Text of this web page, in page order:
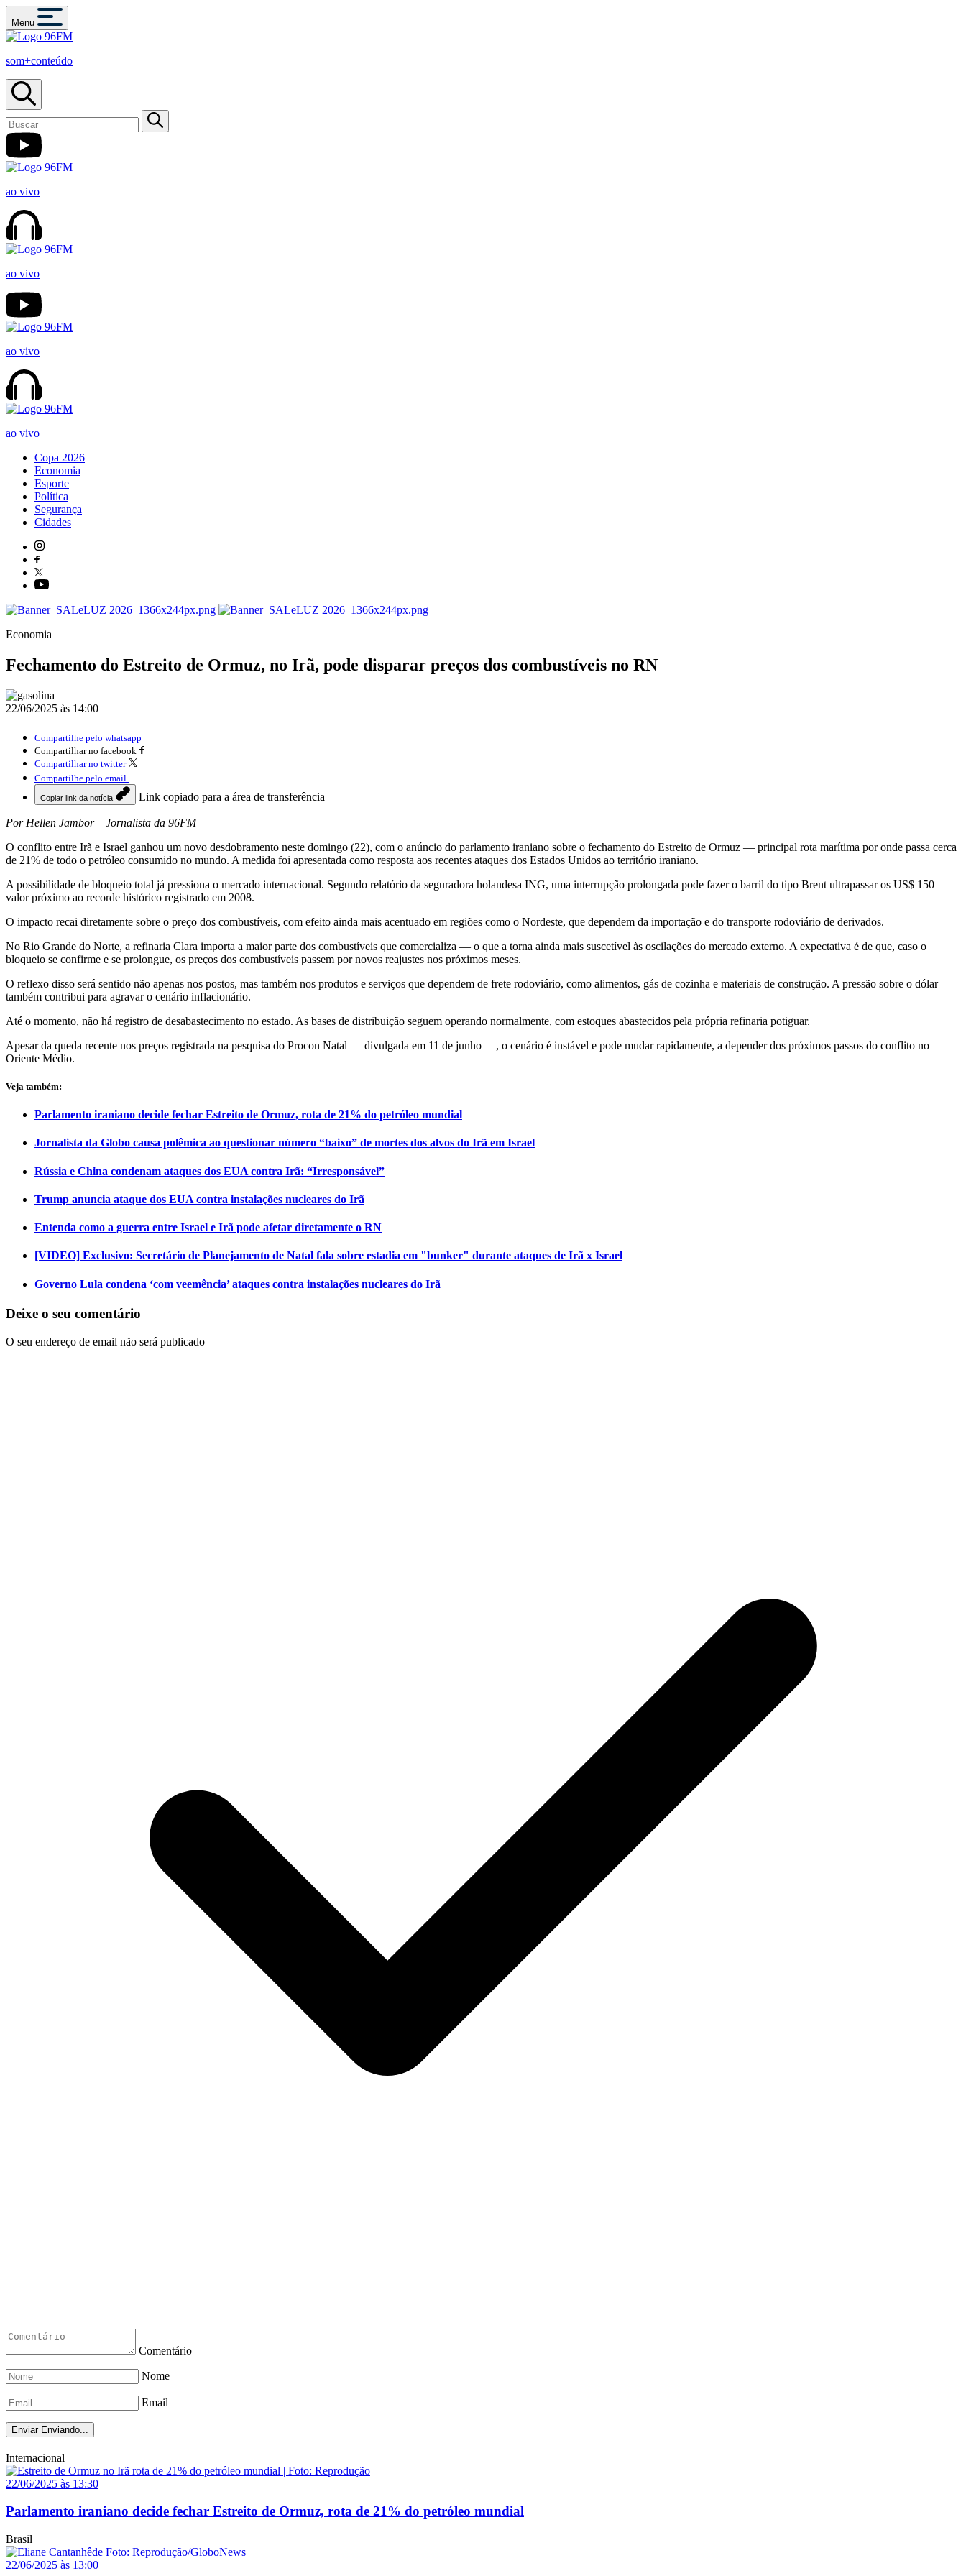
Menu
som+conteúdo
ao vivo
ao vivo
ao vivo
ao vivo
Copa 2026
Economia
Esporte
Política
Segurança
Cidades
Economia
Fechamento do Estreito de Ormuz, no Irã, pode disparar preços dos combustíveis no RN
22/06/2025 às 14:00
Compartilhe pelo whatsapp
Compartilhar no facebook
Compartilhar no twitter
Compartilhe pelo email
Copiar link da notícia Link copiado para a área de transferência
Por Hellen Jambor – Jornalista da 96FM
O conflito entre Irã e Israel ganhou um novo desdobramento neste domingo (22), com o anúncio do parlamento iraniano sobre o fechamento do Estreito de Ormuz — principal rota marítima por onde passa cerca
de 21% de todo o petróleo consumido no mundo. A medida foi apresentada como resposta aos recentes ataques dos Estados Unidos ao território iraniano.
A possibilidade de bloqueio total já pressiona o mercado internacional. Segundo relatório da seguradora holandesa ING, uma interrupção prolongada pode fazer o barril do tipo Brent ultrapassar os US$ 150 —
valor próximo ao recorde histórico registrado em 2008.
O impacto recai diretamente sobre o preço dos combustíveis, com efeito ainda mais acentuado em regiões como o Nordeste, que dependem da importação e do transporte rodoviário de derivados.
No Rio Grande do Norte, a refinaria Clara importa a maior parte dos combustíveis que comercializa — o que a torna ainda mais suscetível às oscilações do mercado externo. A expectativa é de que, caso o
bloqueio se confirme e se prolongue, os preços dos combustíveis passem por novos reajustes nos próximos meses.
O reflexo disso será sentido não apenas nos postos, mas também nos produtos e serviços que dependem de frete rodoviário, como alimentos, gás de cozinha e materiais de construção. A pressão sobre o dólar
também contribui para agravar o cenário inflacionário.
Até o momento, não há registro de desabastecimento no estado. As bases de distribuição seguem operando normalmente, com estoques abastecidos pela própria refinaria potiguar.
Apesar da queda recente nos preços registrada na pesquisa do Procon Natal — divulgada em 11 de junho —, o cenário é instável e pode mudar rapidamente, a depender dos próximos passos do conflito no
Oriente Médio.
Veja também:
Parlamento iraniano decide fechar Estreito de Ormuz, rota de 21% do petróleo mundial
Jornalista da Globo causa polêmica ao questionar número “baixo” de mortes dos alvos do Irã em Israel
Rússia e China condenam ataques dos EUA contra Irã: “Irresponsável”
Trump anuncia ataque dos EUA contra instalações nucleares do Irã
Entenda como a guerra entre Israel e Irã pode afetar diretamente o RN
[VIDEO] Exclusivo: Secretário de Planejamento de Natal fala sobre estadia em "bunker" durante ataques de Irã x Israel
Governo Lula condena ‘com veemência’ ataques contra instalações nucleares do Irã
Deixe o seu comentário
O seu endereço de email não será publicado
Comentário
Nome
Email
Enviar Enviando...
Internacional
22/06/2025 às 13:30
Parlamento iraniano decide fechar Estreito de Ormuz, rota de 21% do petróleo mundial
Brasil
22/06/2025 às 13:00